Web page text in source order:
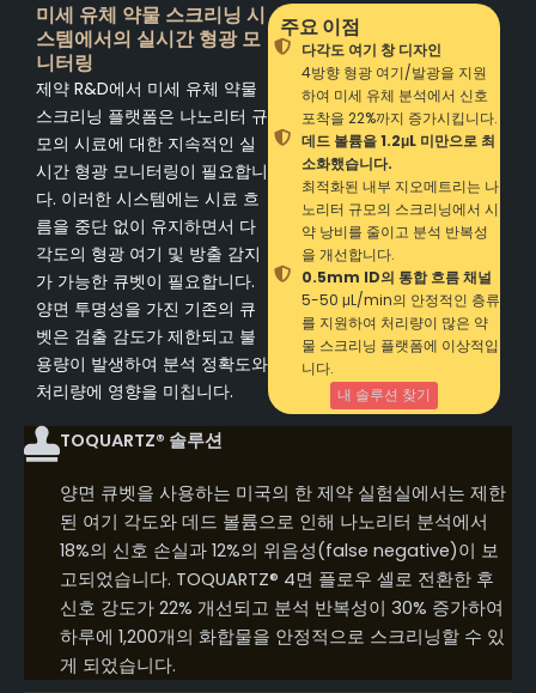
미세 유체 약물 스크리닝 시
스템에서의 실시간 형광 모
니터링
제약 R&D에서 미세 유체 약물
스크리닝 플랫폼은 나노리터 규
모의 시료에 대한 지속적인 실
시간 형광 모니터링이 필요합니
다. 이러한 시스템에는 시료 흐
름을 중단 없이 유지하면서 다
각도의 형광 여기 및 방출 감지
가 가능한 큐벳이 필요합니다.
양면 투명성을 가진 기존의 큐
벳은 검출 감도가 제한되고 불
용량이 발생하여 분석 정확도와
처리량에 영향을 미칩니다.
주요 이점
다각도 여기 창 디자인
4방향 형광 여기/발광을 지원
하여 미세 유체 분석에서 신호
포착을 22%까지 증가시킵니다.
데드 볼륨을 1.2μL 미만으로 최
소화했습니다.
최적화된 내부 지오메트리는 나
노리터 규모의 스크리닝에서 시
약 낭비를 줄이고 분석 반복성
을 개선합니다.
0.5mm ID의 통합 흐름 채널
5-50 μL/min의 안정적인 층류
를 지원하여 처리량이 많은 약
물 스크리닝 플랫폼에 이상적입
니다.
내 솔루션 찾기
TOQUARTZ® 솔루션
양면 큐벳을 사용하는 미국의 한 제약 실험실에서는 제한
된 여기 각도와 데드 볼륨으로 인해 나노리터 분석에서
18%의 신호 손실과 12%의 위음성(false negative)이 보
고되었습니다. TOQUARTZ® 4면 플로우 셀로 전환한 후
신호 강도가 22% 개선되고 분석 반복성이 30% 증가하여
하루에 1,200개의 화합물을 안정적으로 스크리닝할 수 있
게 되었습니다.